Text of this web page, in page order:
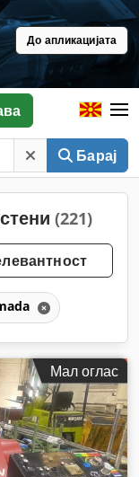
До апликацијата
Барај
(221)
Мал оглас